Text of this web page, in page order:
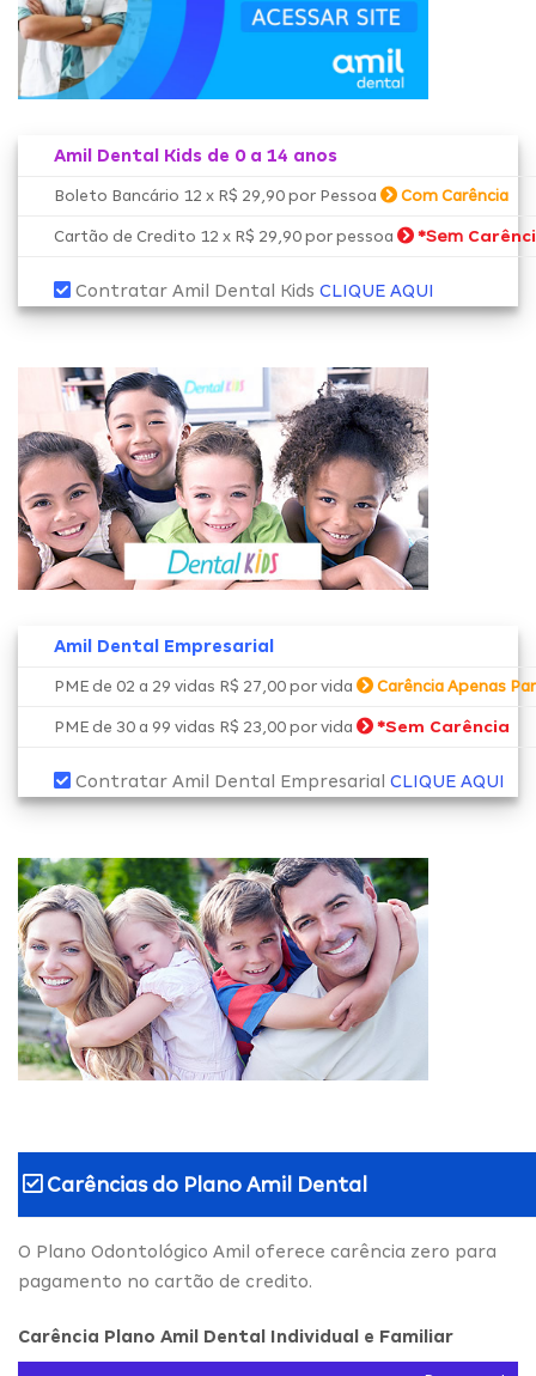
Amil Dental Kids de 0 a 14 anos
Boleto Bancário 12 x R$ 29,90 por Pessoa Com Carência
Cartão de Credito 12 x R$ 29,90 por pessoa *Sem
Contratar Amil Dental Kids CLIQUE AQUI
Amil Dental Empresarial
PME de 02 a 29 vidas R$ 27,00 por vida Carência Apenas
PME de 30 a 99 vidas R$ 23,00 por vida *Sem Carência
Contratar Amil Dental Empresarial CLIQUE AQUI
Carências do Plano Amil Dental
O Plano Odontológico Amil oferece carência zero para
pagamento no cartão de credito.
Carência Plano Amil Dental Individual e Familiar